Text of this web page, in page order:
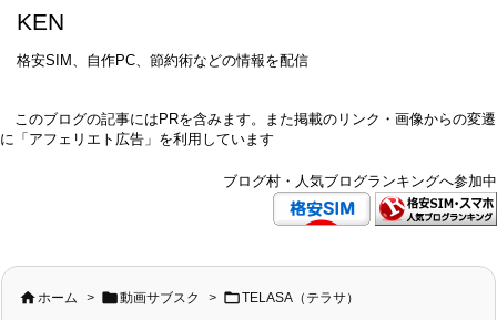
KEN
格安SIM、自作PC、節約術などの情報を配信
このブログの記事にはPRを含みます。また掲載のリンク・画像からの変遷
に「アフェリエト広告」を利用しています
ブログ村・人気ブログランキングへ参加中
 ホーム > 動画サブスク > TELASA（テラサ）